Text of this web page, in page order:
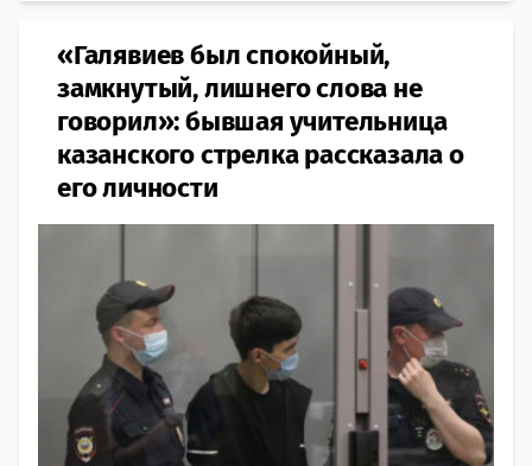
«Галявиев был спокойный,
замкнутый, лишнего слова не
говорил»: бывшая учительница
казанского стрелка рассказала о
его личности